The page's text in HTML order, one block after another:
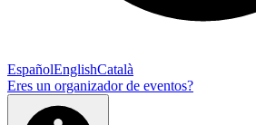
EspañolEnglishCatalà
Eres un organizador de eventos?